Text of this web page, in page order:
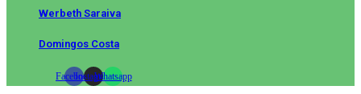
Werbeth Saraiva
Domingos Costa
FacebookInstagramWhatsapp